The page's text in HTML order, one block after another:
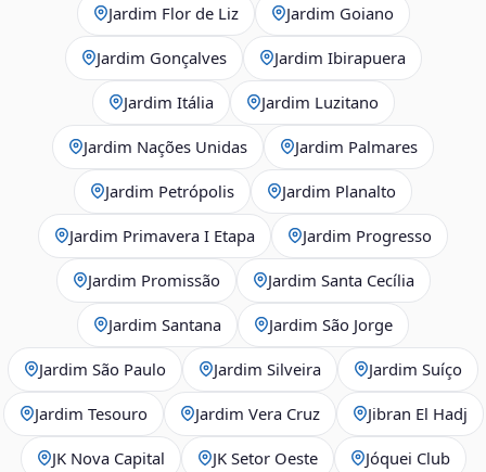
Jardim Flor de Liz Jardim Goiano
Jardim Gonçalves Jardim Ibirapuera
Jardim Itália Jardim Luzitano
Jardim Nações Unidas Jardim Palmares
Jardim Petrópolis Jardim Planalto
Jardim Primavera I Etapa Jardim Progresso
Jardim Promissão Jardim Santa Cecília
Jardim Santana Jardim São Jorge
Jardim São Paulo Jardim Silveira Jardim Suíço
Jardim Tesouro Jardim Vera Cruz Jibran El Hadj
JK Nova Capital JK Setor Oeste Jóquei Club